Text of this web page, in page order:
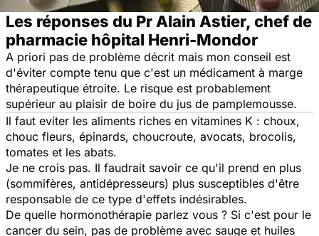
Les réponses du Pr Alain Astier, chef de
pharmacie hôpital Henri-Mondor
A priori pas de problème décrit mais mon conseil est
d'éviter compte tenu que c'est un médicament à marge
thérapeutique étroite. Le risque est probablement
supérieur au plaisir de boire du jus de pamplemousse.
Il faut eviter les aliments riches en vitamines K : choux,
chouc fleurs, épinards, choucroute, avocats, brocolis,
tomates et les abats.
Je ne crois pas. Il faudrait savoir ce qu'il prend en plus
(sommifères, antidépresseurs) plus susceptibles d'être
responsable de ce type d'effets indésirables.
De quelle hormonothérapie parlez vous ? Si c'est pour le
cancer du sein, pas de problème avec sauge et huiles